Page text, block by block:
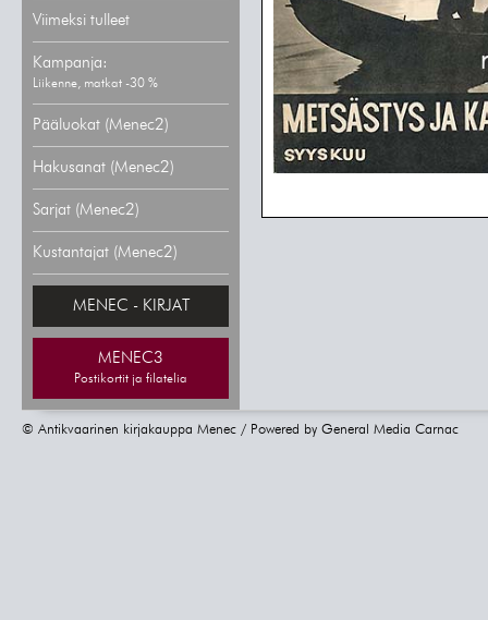
Viimeksi tulleet
Kampanja:
Liikenne, matkat -30 %
Pääluokat (Menec2)
Hakusanat (Menec2)
Sarjat (Menec2)
Kustantajat (Menec2)
MENEC - KIRJAT
MENEC3
Postikortit ja filatelia
© Antikvaarinen kirjakauppa Menec / Powered by General Media Carnac